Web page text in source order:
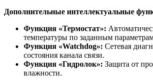
Дополнительные интеллектуальные
Функция «Термостат»:
температуры по заданным
Функция «Watchdog»: Сетевая
состояния канала связи.
Функция «Гидролок»: Защита от
влажности.